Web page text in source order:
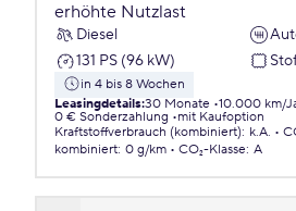
erhöhte Nutzlast
Diesel
131 PS (96 kW)
in 4 bis 8 Wochen
Leasingdetails:30 Monate 10.000 km/
0 € Sonderzahlung
mit Kaufoption
Kraftstoffverbrauch (kombiniert): k.A.
kombiniert: 0 g/km CO₂-Klasse: A